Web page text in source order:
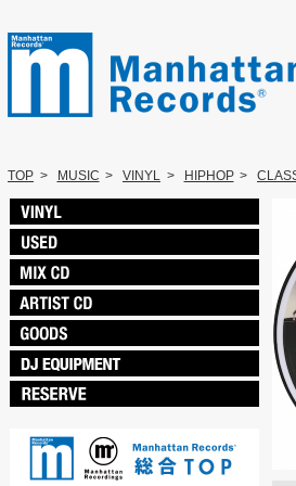
TOP > MUSIC > VINYL > HIPHOP >